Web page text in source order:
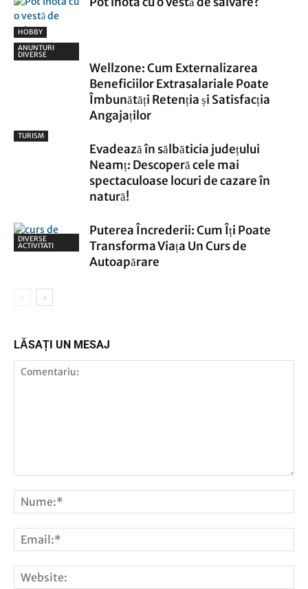
HOBBY
ANUNTURI
DIVERSE
Wellzone: Cum Externalizarea
Beneficiilor Extrasalariale Poate
Îmbunătăți Retenția și Satisfacția
Angajaților
TURISM
Evadează în sălbăticia județului
Neamț: Descoperă cele mai
spectaculoase locuri de cazare în
natură!
DIVERSE
ACTIVITATI
Puterea Încrederii: Cum Îți Poate
Transforma Viața Un Curs de
Autoapărare
LĂSAȚI UN MESAJ